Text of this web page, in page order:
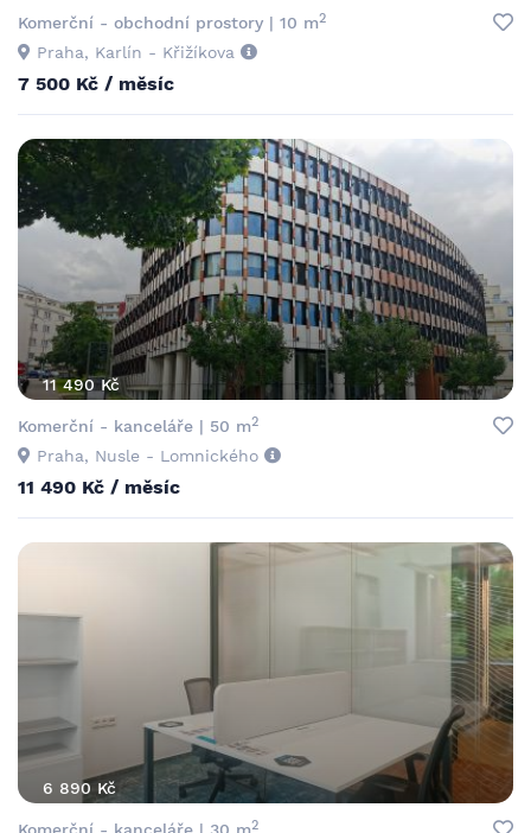
Komerční - obchodní prostory | 10 m2
Praha, Karlín - Křižíkova
7 500 Kč / měsíc
11 490 Kč
Komerční - kanceláře | 50 m2
Praha, Nusle - Lomnického
11 490 Kč / měsíc
6 890 Kč
2